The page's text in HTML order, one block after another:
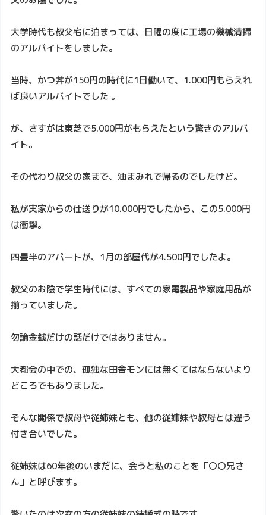
大学時代も叔父宅に泊まっては、日曜の度に工場の機械清掃
のアルバイトをしました。
当時、かつ丼が150円の時代に1日働いて、1.000円もらえれ
ば良いアルバイトでした 。
が、さすがは東芝で5.000円がもらえたという驚きのアルバ
イト。
その代わり叔父の家まで、油まみれで帰るのでしたけど。
私が実家からの仕送りが10.000円でしたから、この5.000円
は衝撃。
四畳半のアパートが、1月の部屋代が4.500円でしたよ。
叔父のお陰で学生時代には、すべての家電製品や家庭用品が
揃っていました。
勿論金銭だけの話だけではありません。
大都会の中での、孤独な田舎モンには無くてはならないより
どころでもありました。
そんな関係で叔母や従姉妹とも、他の従姉妹や叔母とは違う
付き合いでした。
従姉妹は60年後のいまだに、会うと私のことを「〇〇兄さ
ん」と呼びます。